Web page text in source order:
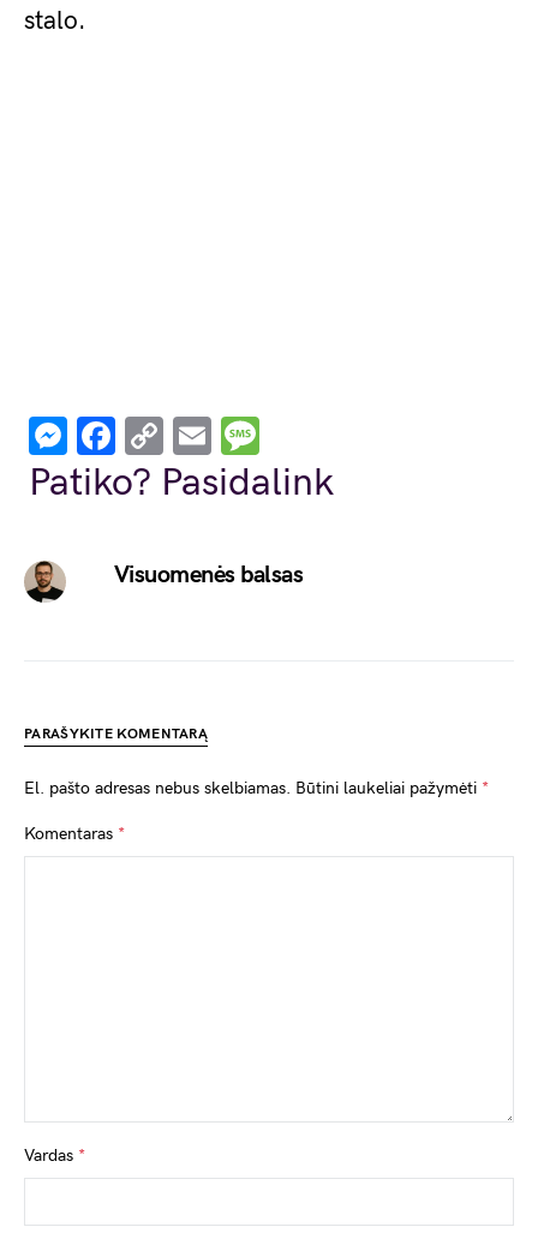
stalo.
Messenger
Facebook
Copy
Link
Email
Patiko? Pasidalink
Visuomenės balsas
PARAŠYKITE KOMENTARĄ
El. pašto adresas nebus skelbiamas. Būtini laukeliai pažymėti *
Komentaras *
Vardas *